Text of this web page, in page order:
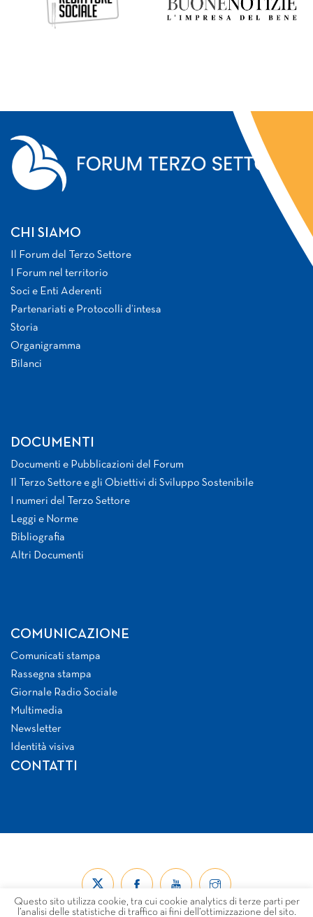
CHI SIAMO
Il Forum del Terzo Settore
I Forum nel territorio
Soci e Enti Aderenti
Partenariati e Protocolli d’intesa
Storia
Organigramma
Bilanci
DOCUMENTI
Documenti e Pubblicazioni del Forum
Il Terzo Settore e gli Obiettivi di Sviluppo Sostenibile
I numeri del Terzo Settore
Leggi e Norme
Bibliografia
Altri Documenti
COMUNICAZIONE
Comunicati stampa
Rassegna stampa
Giornale Radio Sociale
Multimedia
Newsletter
Identità visiva
CONTATTI
Questo sito utilizza cookie, tra cui cookie analytics di terze parti per
l’analisi delle statistiche di traffico ai fini dell’ottimizzazione del sito.